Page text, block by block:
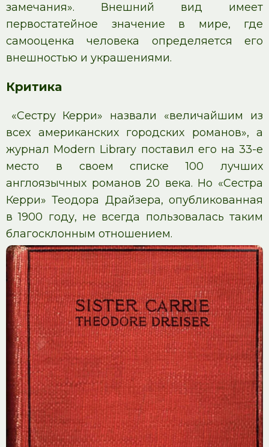
замечания». Внешний вид имеет
первостатейное значение в мире, где
самооценка человека определяется его
внешностью и украшениями.
Критика
«Сестру Керри» назвали «величайшим из
всех американских городских романов», а
журнал Modern Library поставил его на 33-е
место в своем списке 100 лучших
англоязычных романов 20 века. Но «Сестра
Керри» Теодора Драйзера, опубликованная
в 1900 году, не всегда пользовалась таким
благосклонным отношением.